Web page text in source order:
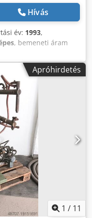
Hívás
év: 1993,
, bemeneti áram
9,5 kW (12,92 LE),
D T T Estsa
kg.
Apróhirdetés
1 / 11